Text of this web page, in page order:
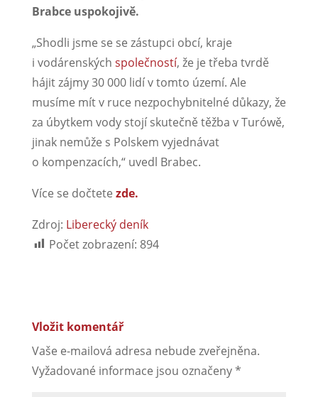
Brabce uspokojivě.
„Shodli jsme se se zástupci obcí, kraje
i vodárenských společností, že je třeba tvrdě
hájit zájmy 30 000 lidí v tomto území. Ale
musíme mít v ruce nezpochybnitelné důkazy, že
za úbytkem vody stojí skutečně těžba v Turówě,
jinak nemůže s Polskem vyjednávat
o kompenzacích,“ uvedl Brabec.
Více se dočtete zde.
Zdroj: Liberecký deník
Počet zobrazení: 894
Vložit komentář
Vaše e-mailová adresa nebude zveřejněna.
Vyžadované informace jsou označeny*